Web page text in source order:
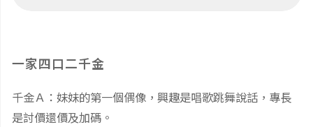
一家四口二千金
千金Ａ：妹妹的第一個偶像，興趣是唱歌跳舞說話，專長
是討價還價及加碼。